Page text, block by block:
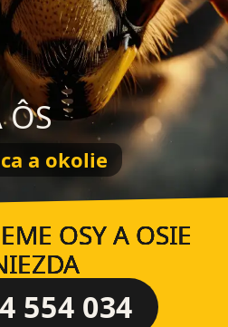
ÔS
a okolie
OSY A OSIE
554 034